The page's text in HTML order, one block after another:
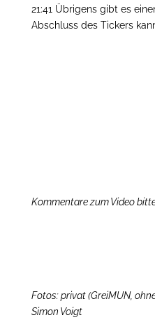
21:41 Übrigens gibt es
Abschluss des Tickers
Kommentare zum Video
Fotos: privat (GreiMUN,
Simon Voigt